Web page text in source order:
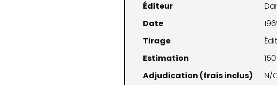
Éditeur
Date
Tirage
Estimation
Adjudication (frais inclus)
N/